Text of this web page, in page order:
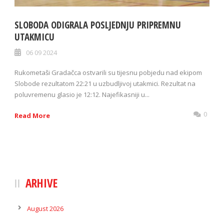
SLOBODA ODIGRALA POSLJEDNJU PRIPREMNU
UTAKMICU
06 09 2024
Rukometaši Gradačca ostvarili su tijesnu pobjedu nad ekipom
Slobode rezultatom 22:21 u uzbudljivoj utakmici. Rezultat na
poluvremenu glasio je 12:12. Najefikasniji u...
Read More 0
ARHIVE
August 2026